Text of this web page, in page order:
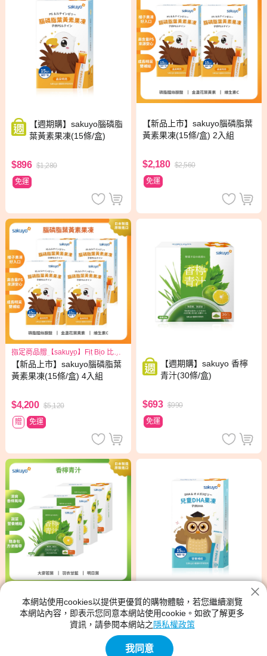
【週期購】sakuyo腦磷脂
葉黃素果凍(15條/盒)
$896 $1,280
免運
【新品上市】sakuyo腦磷脂葉
黃素果凍(15條/盒) 2入組
$2,180 $2,560
免運
指定商品贈【sakuyo】Fit Bio 比菲
德氏菌盒裝版15日份(15條/盒)*1盒
【新品上市】sakuyo腦磷脂葉
黃素果凍(15條/盒) 4入組
$4,200 $5,120
贈
免運
【週期購】sakuyo 香檸
青汁(30條/盒)
$693 $990
免運
德氏菌盒裝版15日份(15條/盒)*1盒
sakuyo 香檸青汁(30條/盒) 3入
組
【週期購】sakuyo魚油D
HA果凍(15條/盒)
$896 $1,280
本網站使用cookies以提供更優質的購物體驗，若您繼續瀏覽
本網站內容，即表示您同意本網站使用cookie。如欲了解更多
資訊，請參閱本網站之 隱私權政策
我同意